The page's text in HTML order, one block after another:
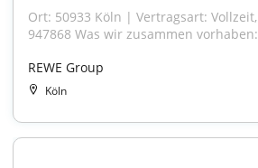
Ort: 50933 Köln | Vertragsart:
947868 Was wir zusammen
REWE Group
Köln